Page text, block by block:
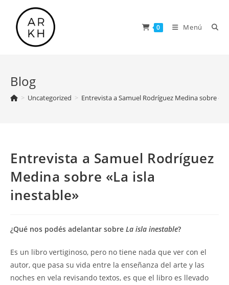
contenido
0 Menú
Blog
> Uncategorized > Entrevista a Samuel Rodríguez Medina sobre
Entrevista a Samuel Rodríguez
Medina sobre «La isla
inestable»
¿Qué nos podés adelantar sobre La isla inestable?
Es un libro vertiginoso, pero no tiene nada que ver con el
autor, que pasa su vida entre la enseñanza del arte y las
noches en vela revisando textos, es que el libro es llevado